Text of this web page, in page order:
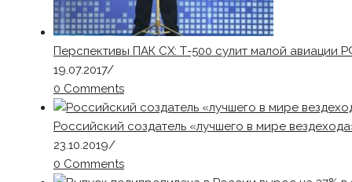
Перспективы ПАК СХ: Т-500 сулит малой авиации
19.07.2017/
0 Comments
Российский создатель «лучшего в мире
23.10.2019/
0 Comments